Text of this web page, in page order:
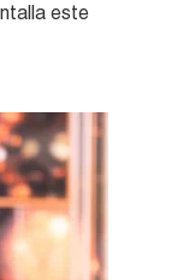
este